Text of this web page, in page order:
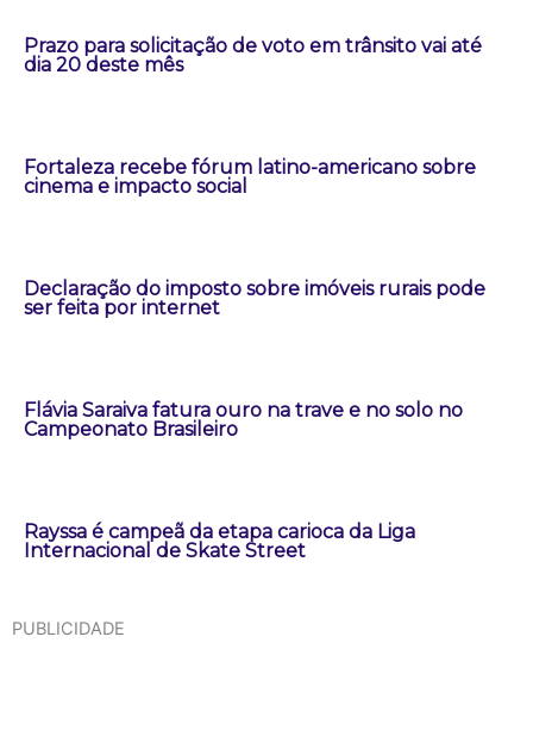
Prazo para solicitação de voto em trânsito vai até
dia 20 deste mês
Fortaleza recebe fórum latino-americano sobre
cinema e impacto social
Declaração do imposto sobre imóveis rurais pode
ser feita por internet
Flávia Saraiva fatura ouro na trave e no solo no
Campeonato Brasileiro
Rayssa é campeã da etapa carioca da Liga
Internacional de Skate Street
PUBLICIDADE